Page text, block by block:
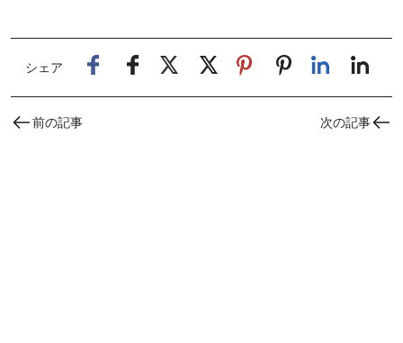
シェア
前の記事 次の記事